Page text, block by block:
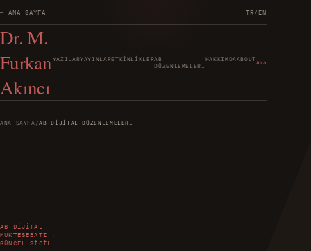
← ANA SAYFA TR/EN
Dr. M.
Furkan
Akıncı
YAZILARYAYINLARETKINLIKLERAB
DÜZENLEMELERI
HAKKIMDAABOUTAra
ANA SAYFA /AB DIJITAL DÜZENLEMELERI
AB DIJITAL
MÜKTESEBATI ·
GÜNCEL SICIL